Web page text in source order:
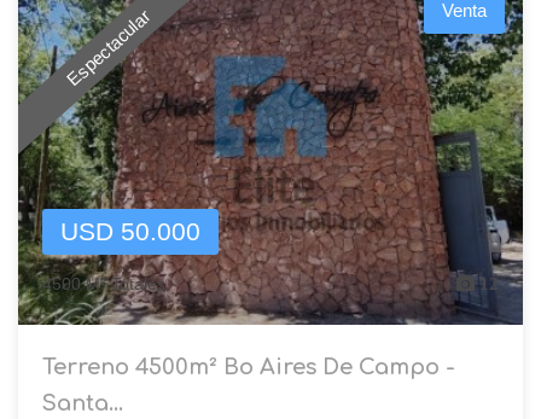
Espectacular Venta
USD 50.000
4500 M² Totales 12
Terreno 4500m² Bo Aires De Campo -
Santa...